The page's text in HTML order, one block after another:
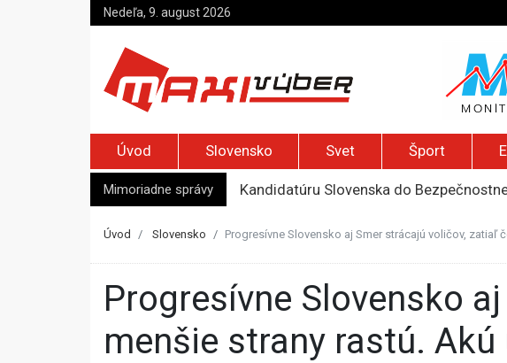
Nedeľa, 9. august 2026
Úvod Slovensko Svet Šport
Mimoriadne správy
Kandidatúru Slovenska do
Pápež Lev XIV. sa vo Francúzsku
Úvod Slovensko Progresívne Slovensko aj Smer strácajú voličov, zatiaľ
Progresívne Slovensko aj Smer strácajú voličov, zatiaľ čo
menšie strany rastú.